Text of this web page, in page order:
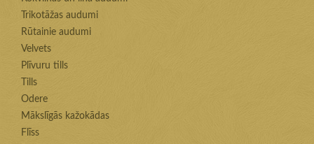
Trikotāžas audumi
Rūtainie audumi
Velvets
Plīvuru tills
Tills
Odere
Mākslīgās kažokādas
Flīss